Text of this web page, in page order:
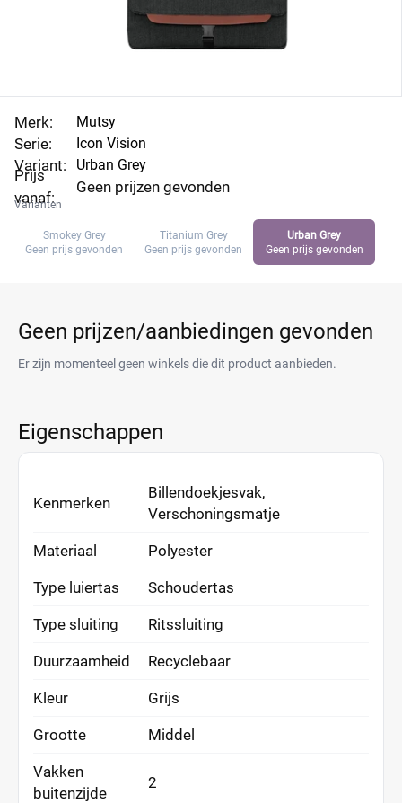
Merk:
Serie:
Variant:
Prijs
vanaf:
Mutsy
Icon Vision
Urban Grey
Geen prijzen gevonden
Varianten
Smokey Grey
Geen prijs gevonden
Titanium Grey
Geen prijs gevonden
Urban Grey
Geen prijs gevonden
Geen prijzen/aanbiedingen gevonden
Er zijn momenteel geen winkels die dit product aanbieden.
Eigenschappen
Kenmerken
Billendoekjesvak,
Verschoningsmatje
Materiaal Polyester
Type luiertas Schoudertas
Type sluiting Ritssluiting
Duurzaamheid Recyclebaar
Kleur Grijs
Grootte Middel
Vakken
buitenzijde
2